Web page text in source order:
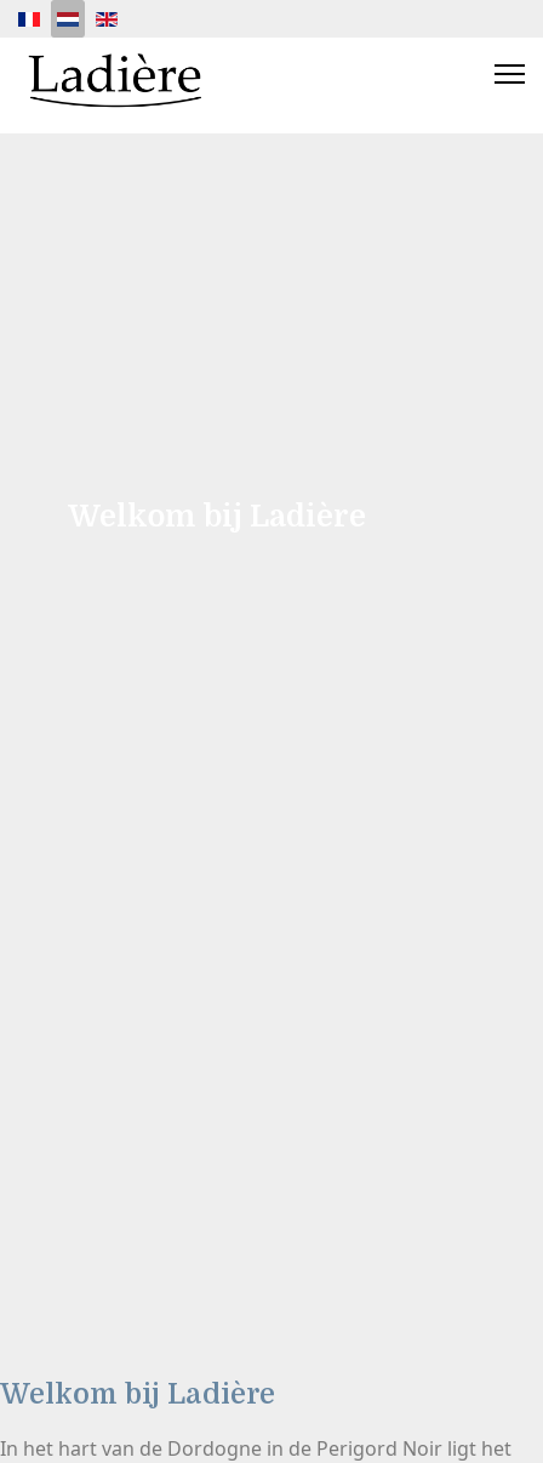
Selecteer de taal
Welkom bij Ladière
In het hart van de Dordogne in de Perigord Noir ligt het